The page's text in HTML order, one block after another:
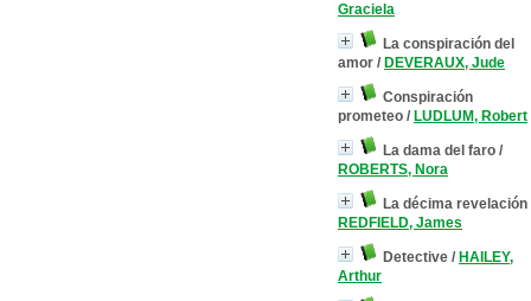
Graciela
La conspiración del
amor / DEVERAUX, Jude
Conspiración
prometeo / LUDLUM, Robert
La dama del faro /
ROBERTS, Nora
La décima revelación
REDFIELD, James
Detective / HAILEY,
Arthur